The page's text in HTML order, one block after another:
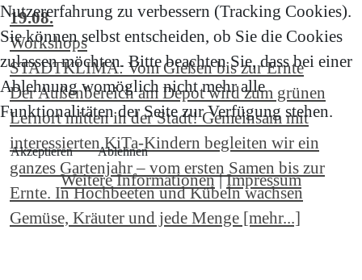
19.08.
Workshops
STADTKLIMA: Vom Gießen bis zur Ernte
Der Außenbereich am Depot wird zum grünen
Lernort mitten in der Stadt! Gemeinsam mit
interessierten KiTa-Kindern begleiten wir ein
ganzes Gartenjahr – vom ersten Samen bis zur
Ernte. In Hochbeeten und Kübeln wachsen
Gemüse, Kräuter und jede Menge [mehr...]
Nutzererfahrung zu verbessern (Tracking Cookies).
Sie können selbst entscheiden, ob Sie die Cookies
zulassen möchten. Bitte beachten Sie, dass bei einer
Ablehnung womöglich nicht mehr alle
Funktionalitäten der Seite zur Verfügung stehen.
Akzeptieren Ablehnen
Weitere Informationen|Impressum